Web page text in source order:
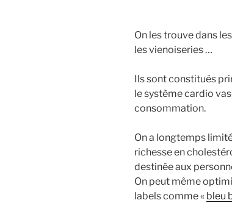
On les trouve dans
les vienoiseries …
Ils sont constitués
le système cardio
consommation.
On a longtemps
richesse en
destinée aux
On peut même
labels comme « bleu